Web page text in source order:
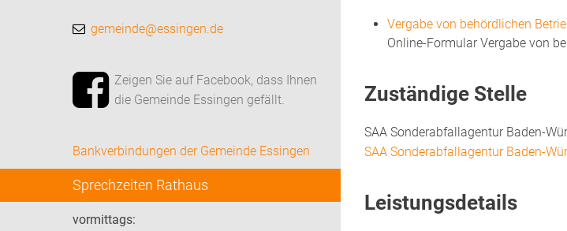
gemeinde@essingen.de
Zeigen Sie auf Facebook, dass Ihnen
die Gemeinde Essingen gefällt.
Bankverbindungen der Gemeinde Essingen
Sprechzeiten Rathaus
vormittags:
Vergabe von behördlichen
Online-Formular Vergabe von
Zuständige Stelle
SAA Sonderabfallagentur Baden-
SAA Sonderabfallagentur Baden-
Leistungsdetails